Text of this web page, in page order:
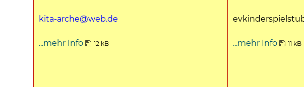
kita-arche@web.de
...mehr Info 12 kB ...mehr Info 11 kB